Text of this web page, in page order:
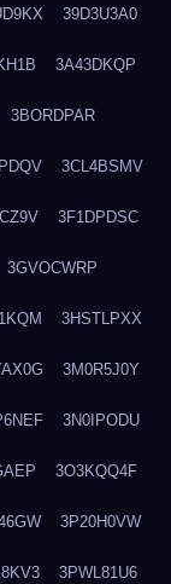
39D3U3A0
3A43DKQP
3BORDPAR
3CL4BSMV
3F1DPDSC
3GVOCWRP
3HSTLPXX
3M0R5J0Y
3N0IPODU
3O3KQQ4F
3P20H0VW
3PWL81U6